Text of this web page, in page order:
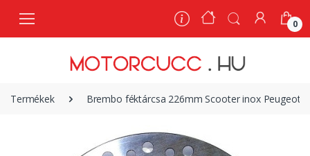
0
Termékek Brembo féktárcsa 226mm Scooter inox Peugeot
0